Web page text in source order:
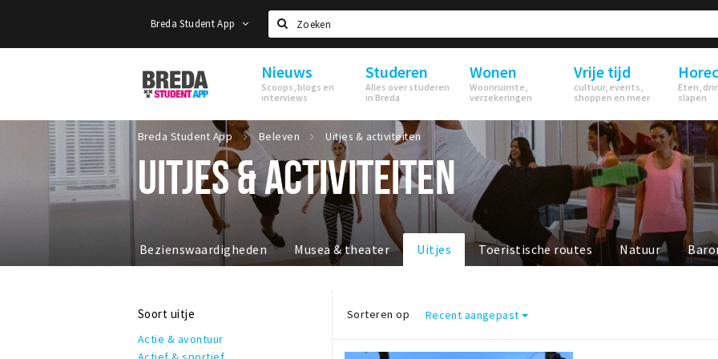
Breda Student App
Zoeken
Breda
Student
Nieuws
Scoops, blogs en
interviews
Studeren
Alles over studeren
in Breda
Wonen
Woonruimte,
verzekeringen
Vrije tijd
cultuur, events,
shoppen en meer
Eten,
slapen
Breda Student App Beleven Uitjes & activiteiten
UITJES & ACTIVITEITEN
Bezienswaardigheden Musea & theater Uitjes Toeristische routes Natuur
Soort uitje
Actie & avontuur
Sorteren op Recent aangepast